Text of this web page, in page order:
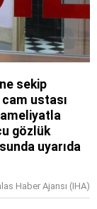
sekip
ustası
gözlük
uyarıda
Haber Ajansı (IHA)